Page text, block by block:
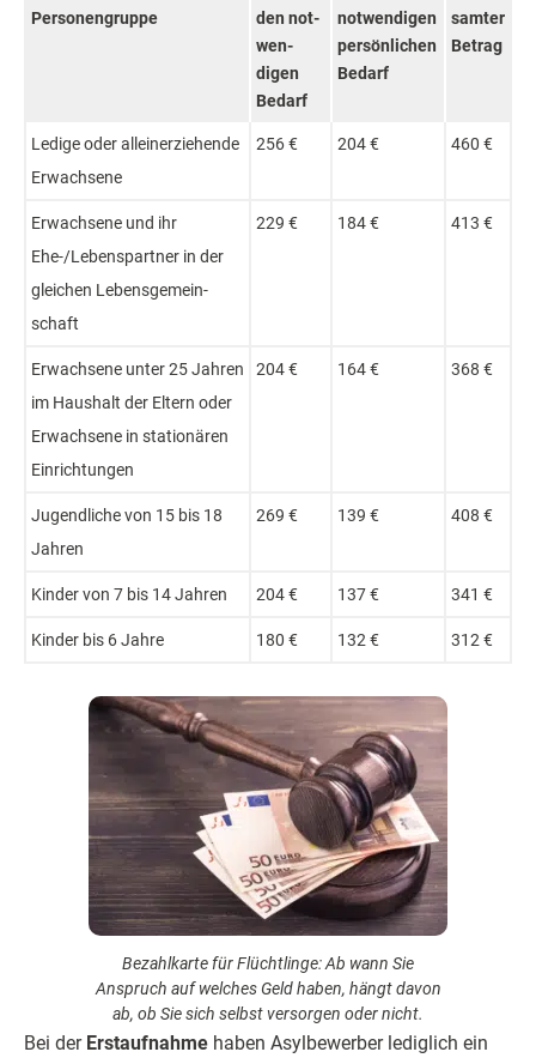
Personen­gruppe
den not­
wen­
digen
Be­darf
not­wen­digen
per­sön­lichen
Be­darf
samter
Be­trag
Le­dige oder allein­erzieh­ende
Er­wachs­ene
256 € 204 € 460 €
Er­wachs­ene und ihr
Ehe-/Lebens­partner in der
glei­chen Lebens­gemein­
schaft
229 € 184 € 413 €
Er­wachs­ene unter 25 Jahr­en
im Haus­halt der El­tern oder
Er­wachs­ene in sta­tio­nären
Ein­rich­tungen
204 € 164 € 368 €
Ju­gend­liche von 15 bis 18
Jahr­en
269 € 139 € 408 €
Kind­er von 7 bis 14 Jahr­en 204 € 137 € 341 €
Kind­er bis 6 Jahre 180 € 132 € 312 €
Bezahlkarte für Flüchtlinge: Ab wann Sie
Anspruch auf welches Geld haben, hängt davon
ab, ob Sie sich selbst versorgen oder nicht.
Bei der Erstaufnahme haben Asylbewerber lediglich ein